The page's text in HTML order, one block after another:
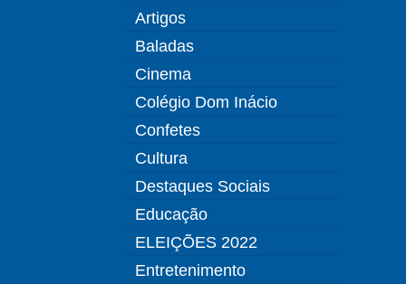
Artigos
Baladas
Cinema
Colégio Dom Inácio
Confetes
Cultura
Destaques Sociais
Educação
ELEIÇÕES 2022
Entretenimento